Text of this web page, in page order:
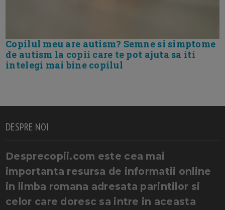
Copilul meu are autism? Semne si simptome
de autism la copii care te pot ajuta sa iti
intelegi mai bine copilul
DESPRE NOI
Desprecopii.com este cea mai
importanta resursa de informatii online
in limba romana adresata parintilor si
celor care doresc sa intre in aceasta